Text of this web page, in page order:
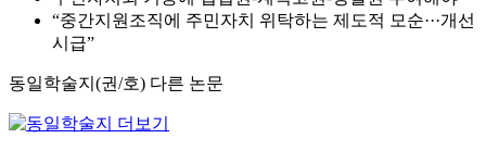
“중간지원조직에 주민자치 위탁하는 제도적 모순···개선
시급”
동일학술지(권/호) 다른 논문